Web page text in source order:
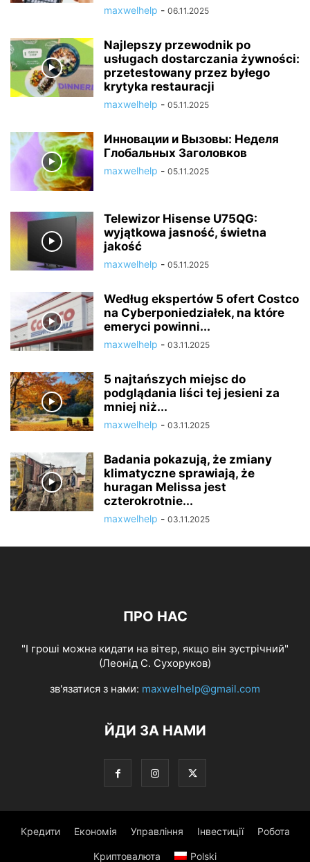
maxwelhelp - 06.11.2025
Najlepszy przewodnik po
usługach dostarczania żywności:
przetestowany przez byłego
krytyka restauracji
maxwelhelp - 05.11.2025
Инновации и Вызовы: Неделя
Глобальных Заголовков
maxwelhelp - 05.11.2025
Telewizor Hisense U75QG:
wyjątkowa jasność, świetna
jakość
maxwelhelp - 05.11.2025
Według ekspertów 5 ofert Costco
na Cyberponiedziałek, na które
emeryci powinni...
maxwelhelp - 03.11.2025
5 najtańszych miejsc do
podglądania liści tej jesieni za
mniej niż...
maxwelhelp - 03.11.2025
Badania pokazują, że zmiany
klimatyczne sprawiają, że
huragan Melissa jest
czterokrotnie...
maxwelhelp - 03.11.2025
ПРО НАС
"І гроші можна кидати на вітер, якщо він зустрічний"
(Леонід С. Сухоруков)
зв'язатися з нами: maxwelhelp@gmail.com
ЙДИ ЗА НАМИ
Кредити Економія Управління Інвестиції Робота
Криптовалюта Polski